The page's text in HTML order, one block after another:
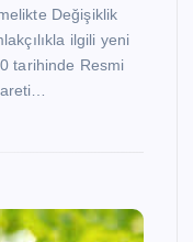
Değişiklik
ilgili yeni
tarihinde Resmi